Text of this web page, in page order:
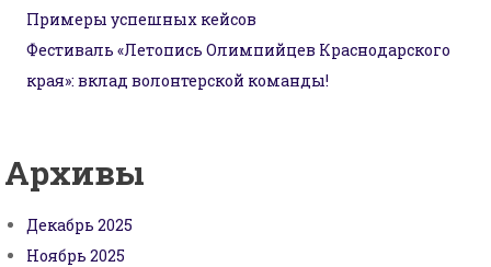
Примеры успешных кейсов
Фестиваль «Летопись Олимпийцев Краснодарского
края»: вклад волонтерской команды!
Архивы
Декабрь 2025
Ноябрь 2025